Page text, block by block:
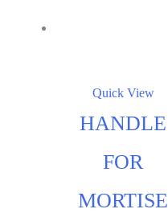
Quick View
HANDLE
FOR
MORTISE